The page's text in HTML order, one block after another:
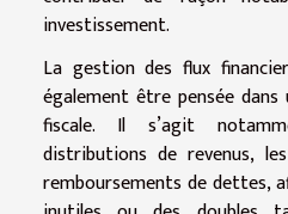
investissement.
La gestion des flux
également être pensée
fiscale. Il s’agit
distributions de revenus,
remboursements de dettes,